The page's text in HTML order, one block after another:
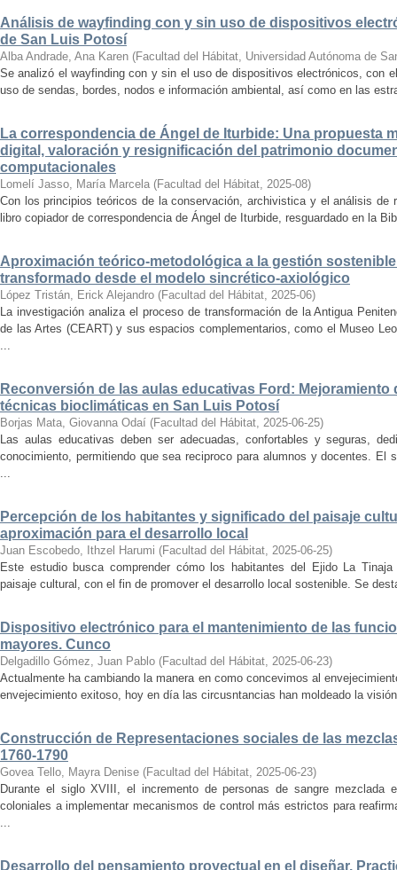
Análisis de wayfinding con y sin uso de dispositivos
de San Luis Potosí
Alba Andrade, Ana Karen (Facultad del Hábitat, Universidad Autónoma de
Se analizó el wayfinding con y sin el uso de dispositivos electrónicos, con
uso de sendas, bordes, nodos e información ambiental, así como en las
La correspondencia de Ángel de Iturbide: Una propuesta
digital, valoración y resignificación del patrimonio
computacionales
Lomelí Jasso, María Marcela (Facultad del Hábitat, 2025-08)
Con los principios teóricos de la conservación, archivistica y el análisis de
libro copiador de correspondencia de Ángel de Iturbide, resguardado en la
Aproximación teórico-metodológica a la gestión
transformado desde el modelo sincrético-axiológico
López Tristán, Erick Alejandro (Facultad del Hábitat, 2025-06)
La investigación analiza el proceso de transformación de la Antigua
de las Artes (CEART) y sus espacios complementarios, como el Museo
...
Reconversión de las aulas educativas Ford:
técnicas bioclimáticas en San Luis Potosí
Borjas Mata, Giovanna Odaí (Facultad del Hábitat, 2025-06-25)
Las aulas educativas deben ser adecuadas, confortables y seguras,
conocimiento, permitiendo que sea reciproco para alumnos y docentes. El
...
Percepción de los habitantes y significado del paisaje
aproximación para el desarrollo local
Juan Escobedo, Ithzel Harumi (Facultad del Hábitat, 2025-06-25)
Este estudio busca comprender cómo los habitantes del Ejido La
paisaje cultural, con el fin de promover el desarrollo local sostenible. Se
Dispositivo electrónico para el mantenimiento de las
mayores. Cunco
Delgadillo Gómez, Juan Pablo (Facultad del Hábitat, 2025-06-23)
Actualmente ha cambiando la manera en como concevimos al
envejecimiento exitoso, hoy en día las circusntancias han moldeado la
Construcción de Representaciones sociales de las
1760-1790
Govea Tello, Mayra Denise (Facultad del Hábitat, 2025-06-23)
Durante el siglo XVIII, el incremento de personas de sangre
coloniales a implementar mecanismos de control más estrictos para
...
Desarrollo del pensamiento proyectual en el diseñar.